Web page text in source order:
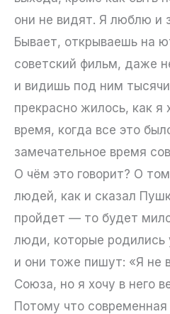
они не видят. Я люблю и
Бывает, открываешь на
советский фильм, даже
и видишь под ним
прекрасно жилось, как я
время, когда все это
замечательное время
О чём это говорит? О
людей, как и сказал
пройдет — то будет
люди, которые родились
и они тоже пишут: «Я не
Союза, но я хочу в него
Потому что